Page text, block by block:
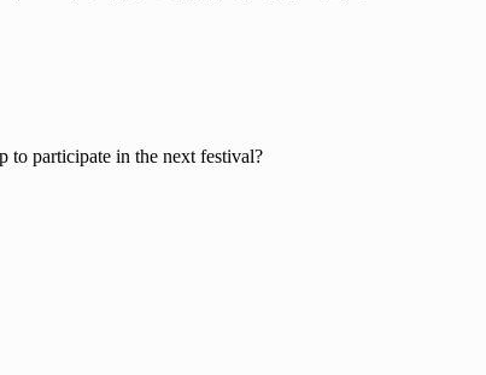
participate in the next festival?